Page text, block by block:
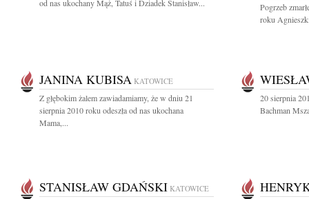
od nas ukochany Mąż, Tatuś i Dziadek Stanisław...
Pogrzeb
roku
JANINA KUBISA KATOWICE
Z głębokim żalem zawiadamiamy, że w dniu 21
sierpnia 2010 roku odeszła od nas ukochana
Mama,...
20 sierpnia
Bachman
STANISŁAW GDAŃSKI KATOWICE